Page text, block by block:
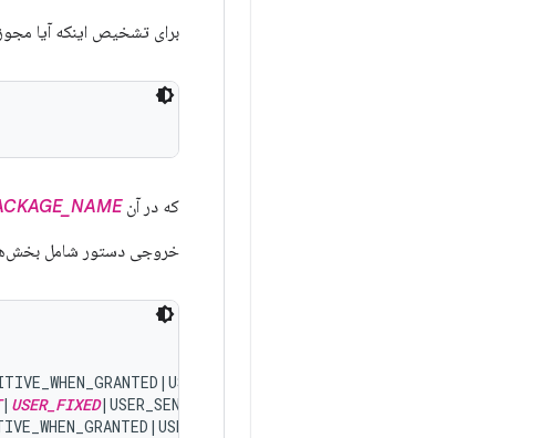
برای تشخیص اینکه آیا
که در آن
خروجی دستور شامل
| USER_FIXED